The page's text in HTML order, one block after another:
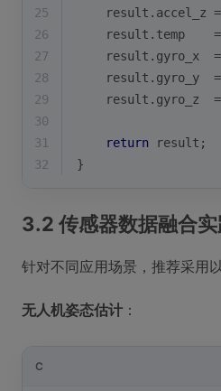
25
result.accel_z
26
result.temp
27
result.gyro_x
28
result.gyro_y
29
result.gyro_z
30
31
return result;
32
}
3.2 传感器数据融合
针对不同应用场景，推荐采用
无人机姿态估计 ：
C